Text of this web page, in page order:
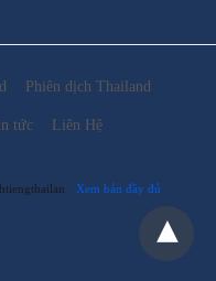
Phiên dịch Thailand
tức Liên Hệ
Xem bản đầy đủ